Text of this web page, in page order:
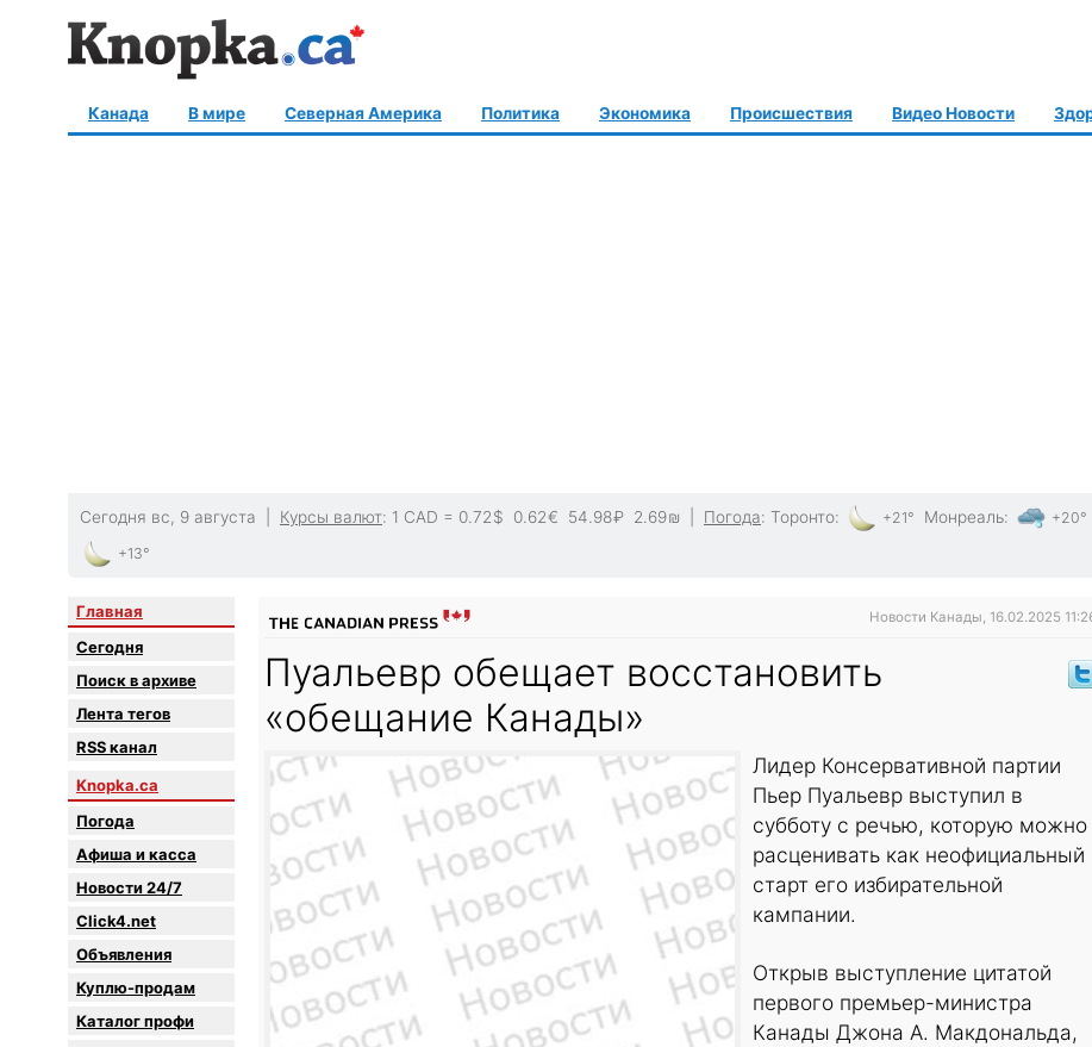
Канада В мире Северная Америка Политика Экономика Происшествия Видео Новости
Сегодня вс, 9 августа | Курсы валют: 1 CAD = 0.72$ 0.62€ 54.98₽ 2.69₪ Погода: Торонто: +21° Монреаль: +20°
+13°
Главная
Сегодня
Поиск в архиве
Лента тегов
RSS канал
Knopka.ca
Погода
Афиша и касса
Новости 24/7
Click4.net
Объявления
Куплю-продам
Каталог профи
Новости Канады, 16.02.2025
Пуальевр обещает восстановить
«обещание Канады»
Лидер Консервативной партии
Пьер Пуальевр выступил в
субботу с речью, которую можно
расценивать как неофициальный
старт его избирательной
кампании.
Открыв выступление цитатой
первого премьер-министра
Канады Джона А. Макдональда,